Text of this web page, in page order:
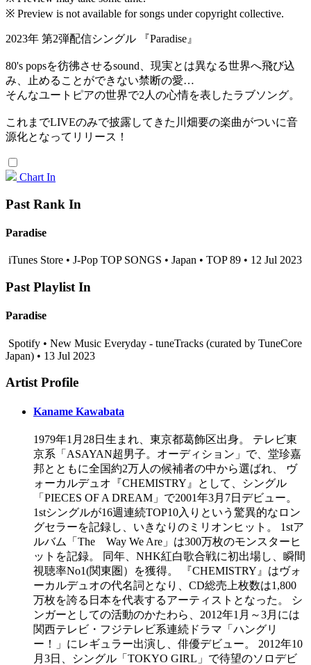
※ Preview is not available for songs under copyright collective.
2023年 第2弾配信シングル 『Paradise』
80's popsを彷彿させるsound、現実とは異なる世界へ飛び込
み、止めることができない禁断の愛…
そんなユートピアの世界で2人の心情を表したラブソング。
これまでLIVEのみで披露してきた川畑要の楽曲がついに音
源化となってリリース！
Chart In
Past Rank In
Paradise
iTunes Store • J-Pop TOP SONGS • Japan • TOP 89 • 12 Jul 2023
Past Playlist In
Paradise
Spotify • New Music Everyday - tuneTracks (curated by TuneCore
Japan) • 13 Jul 2023
Artist Profile
Kaname Kawabata
1979年1月28日生まれ、東京都葛飾区出身。 テレビ東
京系「ASAYAN超男子。オーディション」で、堂珍嘉
邦とともに全国約2万人の候補者の中から選ばれ、 ヴ
ォーカルデュオ『CHEMISTRY』として、シングル
「PIECES OF A DREAM」で2001年3月7日デビュー。
1stシングルが16週連続TOP10入りという驚異的なロン
グセラーを記録し、いきなりのミリオンヒット。 1stア
ルバム「The Way We Are」は300万枚のモンスターヒ
ットを記録。 同年、NHK紅白歌合戦に初出場し、瞬間
視聴率No1(関東圏）を獲得。 『CHEMISTRY』はヴォ
ーカルデュオの代名詞となり、CD総売上枚数は1,800
万枚を誇る日本を代表するアーティストとなった。 シ
ンガーとしての活動のかたわら、2012年1月～3月には
関西テレビ・フジテレビ系連続ドラマ「ハングリ
ー！」にレギュラー出演し、俳優デビュー。 2012年10
月3日、シングル「TOKYO GIRL」で待望のソロデビ